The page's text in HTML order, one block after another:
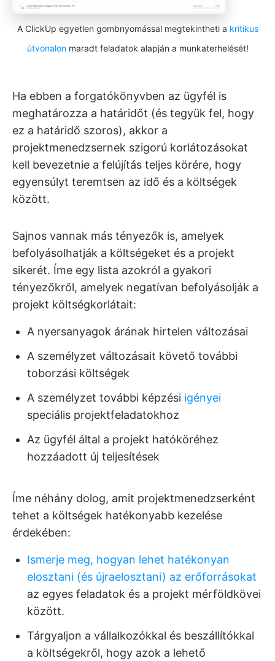
A ClickUp egyetlen gombnyomással megtekintheti a kritikus
útvonalonmaradt feladatok alapján a munkaterhelését!
Ha ebben a forgatókönyvben az ügyfél is
meghatározza a határidőt (és tegyük fel, hogy
ez a határidő szoros), akkor a
projektmenedzsernek szigorú korlátozásokat
kell bevezetnie a felújítás teljes körére, hogy
egyensúlyt teremtsen az idő és a költségek
között.
Sajnos vannak más tényezők is, amelyek
befolyásolhatják a költségeket és a projekt
sikerét. Íme egy lista azokról a gyakori
tényezőkről, amelyek negatívan befolyásolják a
projekt költségkorlátait:
A nyersanyagok árának hirtelen változásai
A személyzet változásait követő további
toborzási költségek
A személyzet további képzési igényei
speciális projektfeladatokhoz
Az ügyfél által a projekt hatóköréhez
hozzáadott új teljesítések
Íme néhány dolog, amit projektmenedzserként
tehet a költségek hatékonyabb kezelése
érdekében:
Ismerje meg, hogyan lehet hatékonyan
elosztani (és újraelosztani) az erőforrásokat
az egyes feladatok és a projekt mérföldkövei
között.
Tárgyaljon a vállalkozókkal és beszállítókkal
a költségekről, hogy azok a lehető